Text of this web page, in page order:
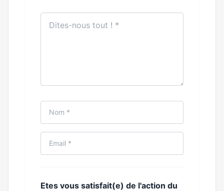
Etes vous satisfait(e) de l'action du